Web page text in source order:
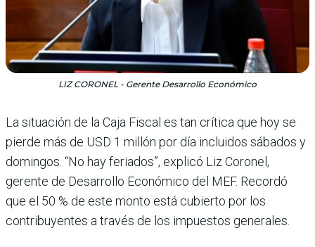
LIZ CORONEL - Gerente Desarrollo Económico
La situación de la Caja Fis­cal es tan crítica que hoy se
pierde más de USD 1 millón por día incluidos sábados y
domingos. “No hay feriados”, explicó Liz Coronel,
gerente de Desa­rrollo Económico del MEF. Recordó
que el 50 % de este monto está cubierto por los
contribuyentes a través de los impuestos generales.